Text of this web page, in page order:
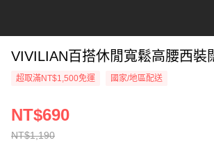
VIVILIAN百搭休閒寬鬆高腰西裝
超取滿NT$1,500免運 國家/地區配送
NT$1,190
NT$690